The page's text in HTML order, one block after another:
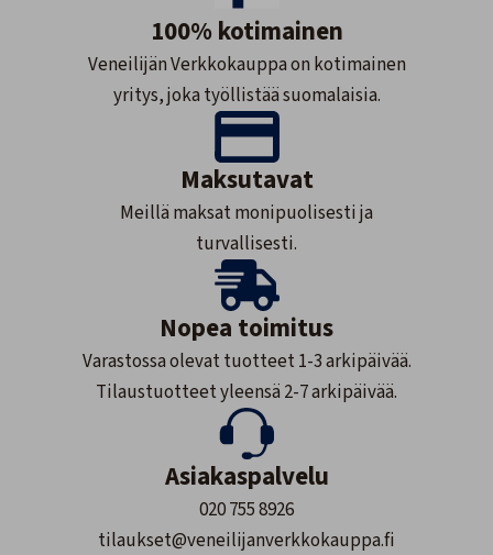
100% kotimainen
Veneilijän Verkkokauppa on kotimainen
yritys, joka työllistää suomalaisia.
Maksutavat
Meillä maksat monipuolisesti ja
turvallisesti.
Nopea toimitus
Varastossa olevat tuotteet 1-3 arkipäivää.
Tilaustuotteet yleensä 2-7 arkipäivää.
Asiakaspalvelu
020 755 8926
tilaukset@veneilijanverkkokauppa.fi